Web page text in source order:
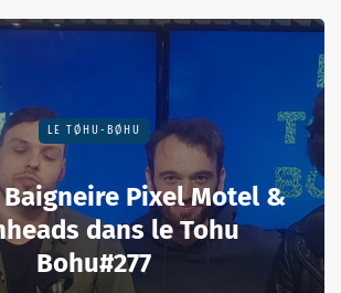
LE TØHU-BØHU
Pixel Motel &
dans le Tohu
Bohu#277